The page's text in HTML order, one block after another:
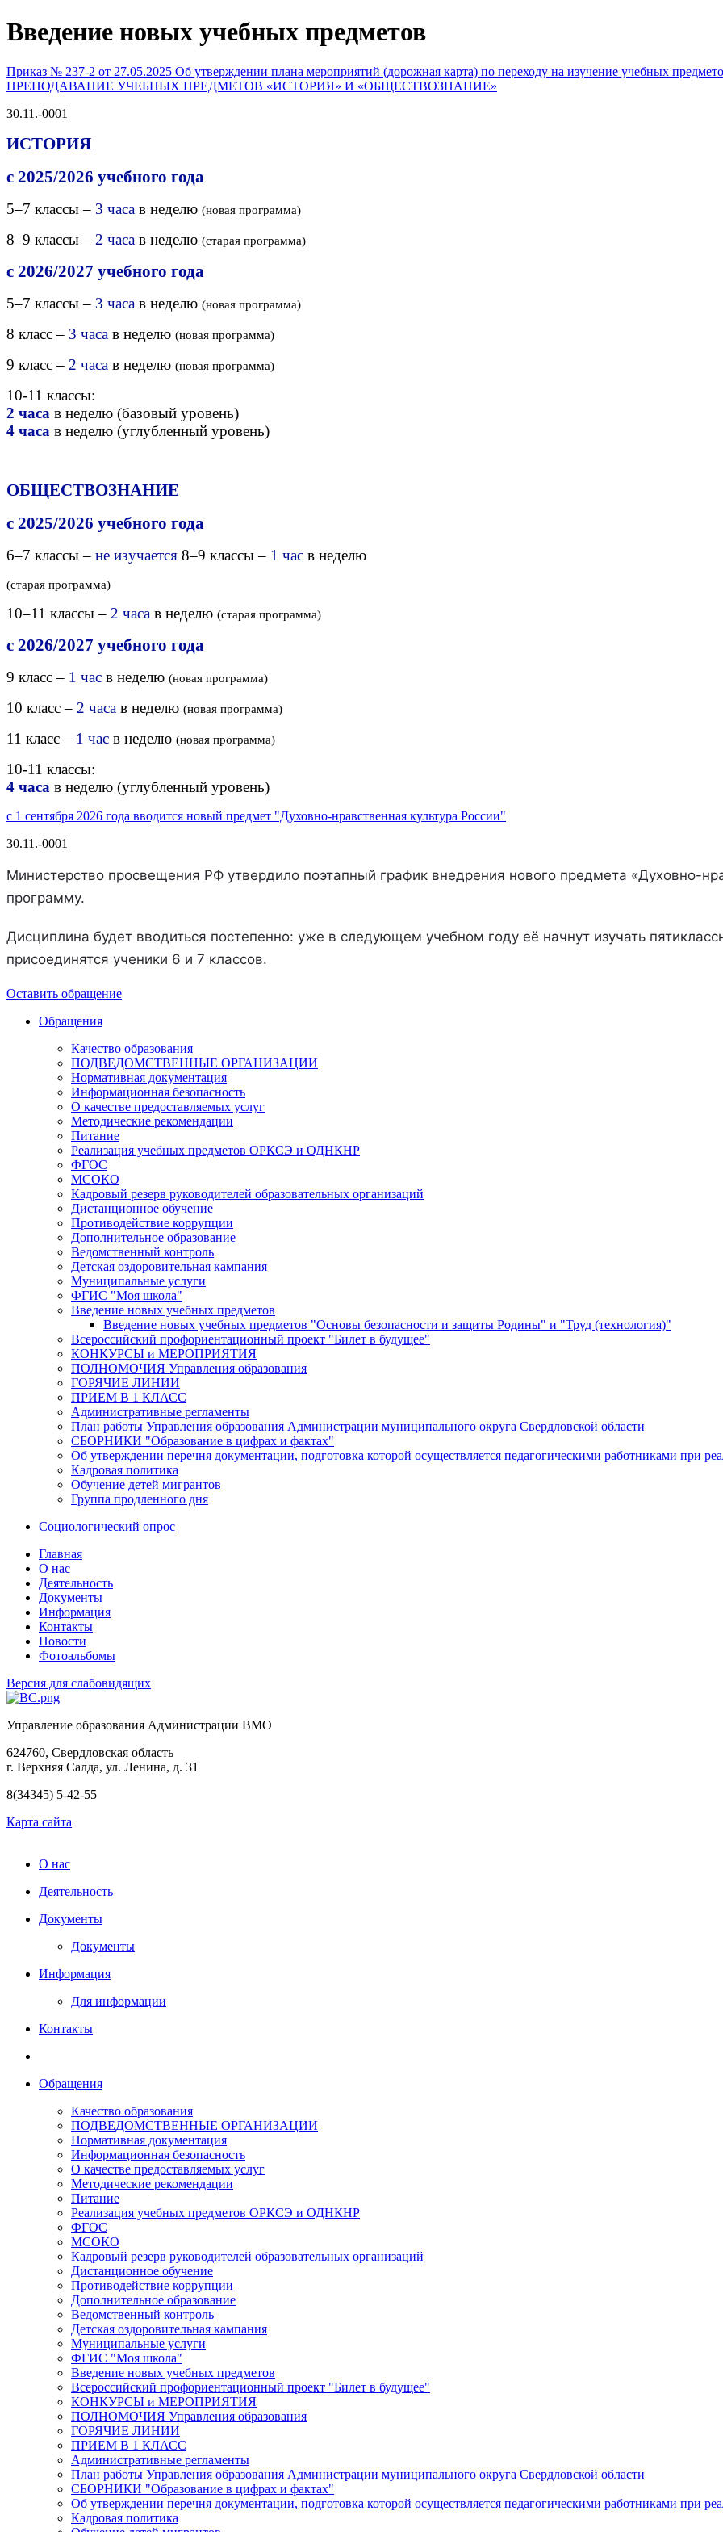
Введение новых учебных предметов
Приказ № 237-2 от 27.05.2025 Об утверждении плана мероприятий (дорожная карта) по переходу на изучение учебных
ПРЕПОДАВАНИЕ УЧЕБНЫХ ПРЕДМЕТОВ «ИСТОРИЯ» И «ОБЩЕСТВОЗНАНИЕ»
30.11.-0001
ИСТОРИЯ
с 2025/2026 учебного года
5–7 классы – 3 часа в неделю (новая программа)
8–9 классы – 2 часа в неделю (старая программа)
с 2026/2027 учебного года
5–7 классы – 3 часа в неделю (новая программа)
8 класс – 3 часа в неделю (новая программа)
9 класс – 2 часа в неделю (новая программа)
10-11 классы:
2 часа в неделю (базовый уровень)
4 часа в неделю (углубленный уровень)
ОБЩЕСТВОЗНАНИЕ
с 2025/2026 учебного года
6–7 классы – не изучается 8–9 классы – 1 час в неделю
(старая программа)
10–11 классы – 2 часа в неделю (старая программа)
с 2026/2027 учебного года
9 класс – 1 час в неделю (новая программа)
10 класс – 2 часа в неделю (новая программа)
11 класс– 1 час в неделю (новая программа)
10-11 классы:
4 часа в неделю (углубленный уровень)
с 1 сентября 2026 года вводится новый предмет "Духовно-нравственная культура России"
30.11.-0001
Министерство просвещения РФ утвердило поэтапный график внедрения нового предмета «Духовно-
программу.
Дисциплина будет вводиться постепенно: уже в следующем учебном году её начнут изучать
присоединятся ученики 6 и 7 классов.
Оставить обращение
Обращения
Качество образования
ПОДВЕДОМСТВЕННЫЕ ОРГАНИЗАЦИИ
Нормативная документация
Информационная безопасность
О качестве предоставляемых услуг
Методические рекомендации
Питание
Реализация учебных предметов ОРКСЭ и ОДНКНР
ФГОС
МСОКО
Кадровый резерв руководителей образовательных организаций
Дистанционное обучение
Противодействие коррупции
Дополнительное образование
Ведомственный контроль
Детская оздоровительная кампания
Муниципальные услуги
ФГИС "Моя школа"
Введение новых учебных предметов
Введение новых учебных предметов "Основы безопасности и защиты Родины" и "Труд (технология)"
Всероссийский профориентационный проект "Билет в будущее"
КОНКУРСЫ и МЕРОПРИЯТИЯ
ПОЛНОМОЧИЯ Управления образования
ГОРЯЧИЕ ЛИНИИ
ПРИЕМ В 1 КЛАСС
Административные регламенты
План работы Управления образования Администрации муниципального округа Свердловской области
СБОРНИКИ "Образование в цифрах и фактах"
Об утверждении перечня документации, подготовка которой осуществляется педагогическими работниками при
Кадровая политика
Обучение детей мигрантов
Группа продленного дня
Социологический опрос
Главная
О нас
Деятельность
Документы
Информация
Контакты
Новости
Фотоальбомы
Версия для слабовидящих
Управление образования Администрации ВМО
624760, Свердловская область
г. Верхняя Салда, ул. Ленина, д. 31
8(34345) 5-42-55
Карта сайта
О нас
Деятельность
Документы
Документы
Информация
Для информации
Контакты
Обращения
Качество образования
ПОДВЕДОМСТВЕННЫЕ ОРГАНИЗАЦИИ
Нормативная документация
Информационная безопасность
О качестве предоставляемых услуг
Методические рекомендации
Питание
Реализация учебных предметов ОРКСЭ и ОДНКНР
ФГОС
МСОКО
Кадровый резерв руководителей образовательных организаций
Дистанционное обучение
Противодействие коррупции
Дополнительное образование
Ведомственный контроль
Детская оздоровительная кампания
Муниципальные услуги
ФГИС "Моя школа"
Введение новых учебных предметов
Всероссийский профориентационный проект "Билет в будущее"
КОНКУРСЫ и МЕРОПРИЯТИЯ
ПОЛНОМОЧИЯ Управления образования
ГОРЯЧИЕ ЛИНИИ
ПРИЕМ В 1 КЛАСС
Административные регламенты
План работы Управления образования Администрации муниципального округа Свердловской области
СБОРНИКИ "Образование в цифрах и фактах"
Об утверждении перечня документации, подготовка которой осуществляется педагогическими работниками при
Кадровая политика